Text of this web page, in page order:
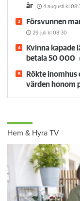
år
4 augusti kl
Försvunnen
29 juli kl 08:30
Kvinna kapade
betala 50 000
Rökte inomhus
värden honom
Hem & Hyra TV